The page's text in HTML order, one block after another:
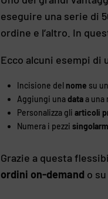
eseguire una serie di
ordine e l’altro. In
Ecco alcuni esempi di
Incisione del nome su
Aggiungi unadataa una
Personalizza gli articoli
Numera i pezzi
Grazie a questa
ordini on-demand o